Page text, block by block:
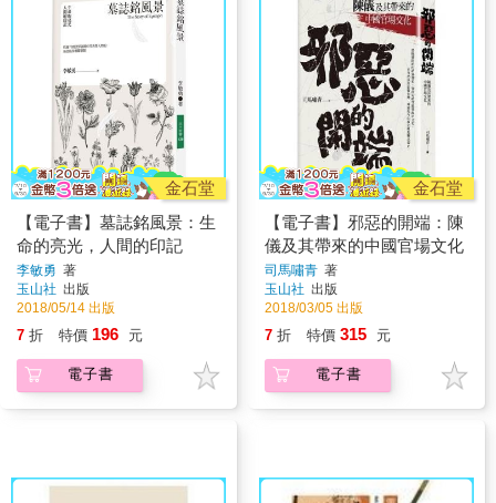
金石堂
【電子書】墓誌銘風景：生
命的亮光，人間的印記
李敏勇 著
玉山社 出版
2018/05/14 出版
7 折 特價 196 元
電子書
金石堂
【電子書】邪惡的開端：陳
儀及其帶來的中國官場文化
司馬嘯青 著
玉山社 出版
2018/03/05 出版
7 折 特價 315 元
電子書